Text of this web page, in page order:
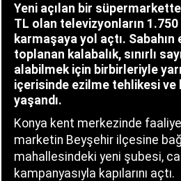
Yeni açılan bir
TL olan televizyonların 1.750
karmaşaya yol açtı.
toplanan kalabalık, sınırlı
alabilmek için birbirleriyle
içerisinde ezilme tehlikesi ve
yaşandı.
Konya kent merkezinde
marketin Beyşehir ilçesine
mahallesindeki yeni şubesi,
kampanyasıyla kapılarını açtı.